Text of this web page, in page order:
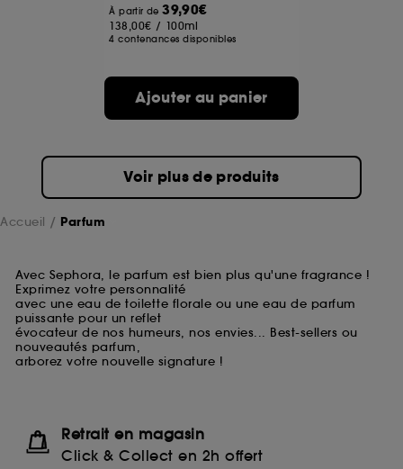
À partir de39,90€
138,00€ / 100ml
4 contenances disponibles
Ajouter au panier
Voir plus de produits
Accueil Parfum
Avec Sephora, le parfum est bien plus qu'une fragrance !
Exprimez votre personnalité
avec une eau de toilette florale ou une eau de parfum
puissante pour un reflet
évocateur de nos humeurs, nos envies... Best-sellers ou
nouveautés parfum,
arborez votre nouvelle signature !
Retrait en magasin
Click & Collect en 2h offert